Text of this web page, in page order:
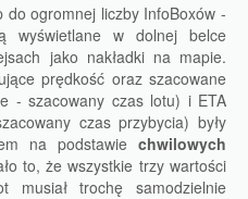
ogromnej liczby InfoBoxów -
wyświetlane w dolnej belce
jako nakładki na mapie.
prędkość oraz szacowane
- szacowany czas lotu) i ETA
czas przybycia) były
na podstawie chwilowych
to, że wszystkie trzy wartości
musiał trochę samodzielnie